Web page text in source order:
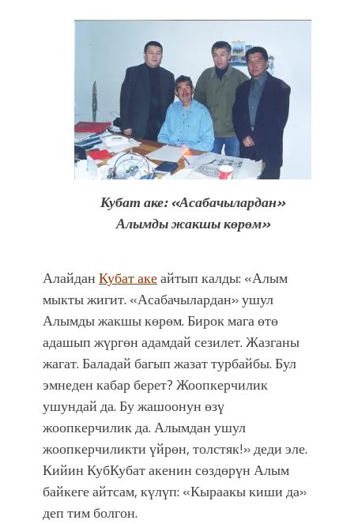
Кубат аке: «Асабачылардан»
Алымды жакшы көрөм»
АлайданКубат акеайтып калды: «Алым
мыкты жигит. «Асабачылардан» ушул
Алымды жакшы көрөм. Бирок мага өтө
адашып жүргөн адамдай сезилет. Жазганы
жагат. Баладай багып жазат турбайбы. Бул
эмнеден кабар берет? Жоопкерчилик
ушундай да. Бу жашоонун өзү
жоопкерчилик да. Алымдан ушул
жоопкерчиликти үйрөн, толстяк!» деди эле.
Кийин КубКубат акенин сөздөрүн Алым
байкеге айтсам, күлүп: «Кыраакы киши да»
деп тим болгон.